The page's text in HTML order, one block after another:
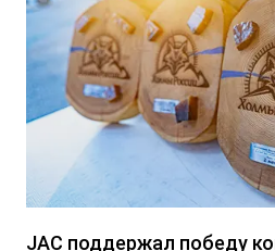
JAC поддержал победу